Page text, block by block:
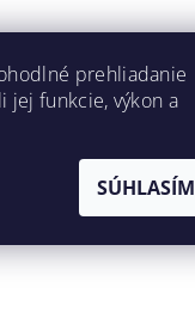
prehliadanie
jej funkcie, výkon a
SÚHLASÍM